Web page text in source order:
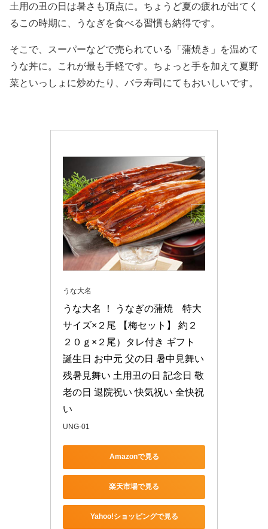
土用の丑の日は暑さも頂点に。ちょうど夏の疲れが出てく
るこの時期に、うなぎを食べる習慣も納得です。
そこで、スーパーなどで売られている「蒲焼き」を温めて
うな丼に。これが最も手軽です。ちょっと手を加えて夏野
菜といっしょに炒めたり、バラ寿司にてもおいしいです。
うな大名
うな大名 ！ うなぎの蒲焼　特大
サイズ×２尾 【梅セット】 約２
２０ｇ×２尾）タレ付き ギフト
誕生日 お中元 父の日 暑中見舞い
残暑見舞い 土用丑の日 記念日 敬
老の日 退院祝い 快気祝い 全快祝
い
UNG-01
Amazonで見る
楽天市場で見る
Yahoo!ショッピングで見る